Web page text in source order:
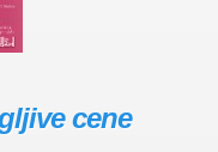
cene